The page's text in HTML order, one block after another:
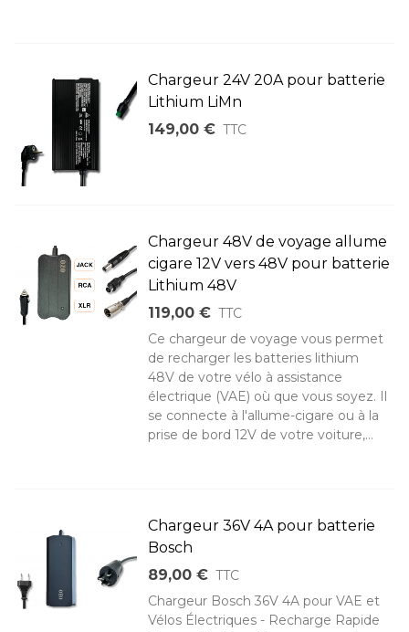
Chargeur 24V 20A pour batterie
Lithium LiMn
149,00 € TTC
Chargeur 48V de voyage allume
cigare 12V vers 48V pour batterie
Lithium 48V
119,00 € TTC
Ce chargeur de voyage vous permet
de recharger les batteries lithium
48V de votre vélo à assistance
électrique (VAE) où que vous soyez. Il
se connecte à l'allume-cigare ou à la
prise de bord 12V de votre voiture,...
Chargeur 36V 4A pour batterie
Bosch
89,00 € TTC
Chargeur Bosch 36V 4A pour VAE et
Vélos Électriques - Recharge Rapide